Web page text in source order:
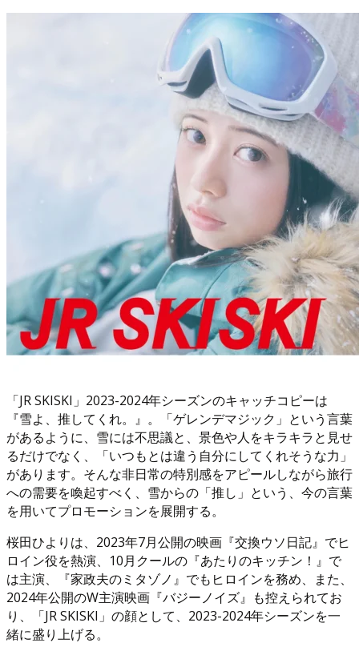
「JR SKISKI」2023-2024年シーズンのキャッチコピーは
『雪よ、推してくれ。』。「ゲレンデマジック」という言葉
があるように、雪には不思議と、景色や人をキラキラと見せ
るだけでなく、「いつもとは違う自分にしてくれそうな力」
があります。そんな非日常の特別感をアピールしながら旅行
への需要を喚起すべく、雪からの「推し」という、今の言葉
を用いてプロモーションを展開する。
桜田ひよりは、2023年7月公開の映画『交換ウソ日記』でヒ
ロイン役を熱演、10月クールの『あたりのキッチン！』で
は主演、『家政夫のミタゾノ』でもヒロインを務め、また、
2024年公開のW主演映画『バジーノイズ』も控えられてお
り、「JR SKISKI」の顔として、2023-2024年シーズンを一
緒に盛り上げる。